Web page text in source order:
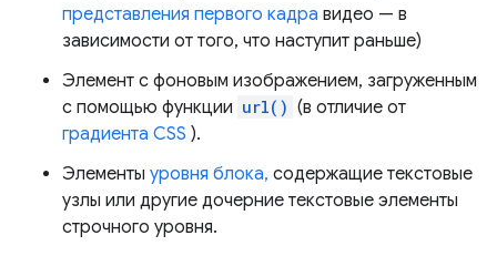
представления первого кадра видео — в
зависимости от того, что наступит раньше)
Элемент с фоновым изображением, загруженным
с помощью функции url() (в отличие от
градиента CSS ).
Элементы уровня блока, содержащие текстовые
узлы или другие дочерние текстовые элементы
строчного уровня.